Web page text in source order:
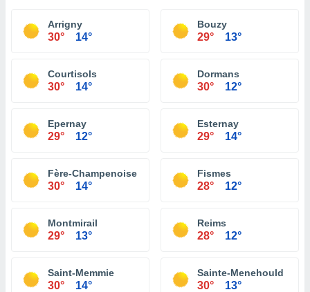
Arrigny
30° 14°
Bouzy
29° 13°
Courtisols
30° 14°
Dormans
30° 12°
Epernay
29° 12°
Esternay
29° 14°
Fère-Champenoise
30° 14°
Fismes
28° 12°
Montmirail
29° 13°
Reims
28° 12°
Saint-Memmie
30° 14°
Sainte-Menehould
30° 13°